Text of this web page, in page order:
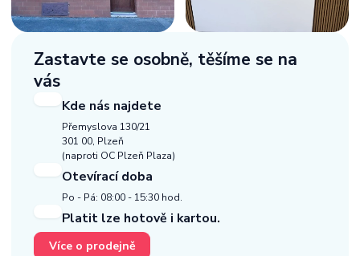
Zastavte se osobně, těšíme se na
vás
Kde nás najdete
Přemyslova 130/21
301 00, Plzeň
(naproti OC Plzeň Plaza)
Otevírací doba
Po - Pá: 08:00 - 15:30 hod.
Platit lze hotově i kartou.
Více o prodejně